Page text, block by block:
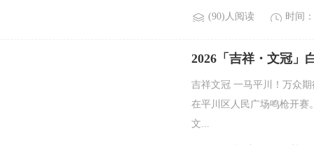
(90)人阅读 时间
2026「吉祥・文冠」
吉祥文冠 一马平川！万众
在平川区人民广场鸣枪开赛
文...